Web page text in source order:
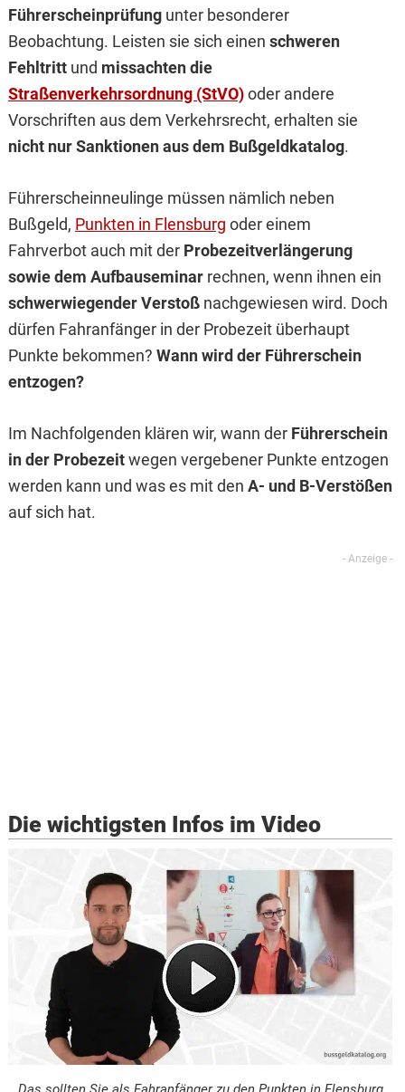
Führerscheinprüfungunter besonderer
Beobachtung. Leisten sie sich einen schweren
Fehltrittund missachten die
Straßenverkehrsordnung (StVO)oder andere
Vorschriften aus dem Verkehrsrecht, erhalten sie
nicht nur Sanktionen aus dem Bußgeldkatalog.
Führerscheinneulinge müssen nämlich neben
Bußgeld, Punkten in Flensburg oder einem
Fahrverbot auch mit der Probezeitverlängerung
sowie dem Aufbauseminarrechnen, wenn ihnen ein
schwerwiegender Verstoßnachgewiesen wird. Doch
dürfen Fahranfänger in der Probezeit überhaupt
Punkte bekommen? Wann wird der Führerschein
entzogen?
Im Nachfolgenden klären wir, wann der Führerschein
in der Probezeitwegen vergebener Punkte entzogen
werden kann und was es mit den A- und B-Verstößen
auf sich hat.
Die wichtigsten Infos im Video